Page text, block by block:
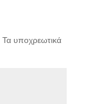
Τα υποχρεωτικά